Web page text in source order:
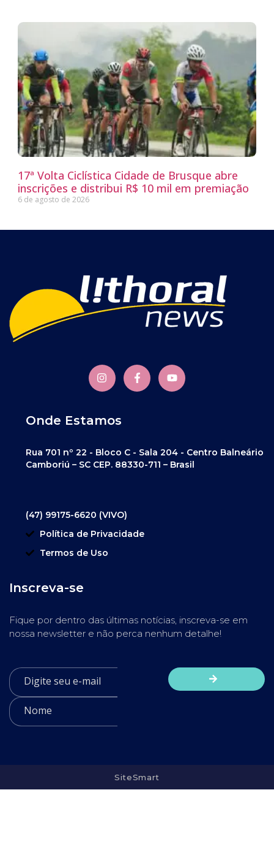
17ª Volta Ciclística Cidade de Brusque abre
inscrições e distribui R$ 10 mil em premiação
6 de agosto de 2026
Onde Estamos
Rua 701 nº 22 - Bloco C - Sala 204 - Centro Balneário
Camboriú – SC CEP. 88330-711 – Brasil
(47) 99175-6620 (VIVO)
Política de Privacidade
Termos de Uso
Inscreva-se
Fique por dentro das últimas notícias, inscreva-se em
nossa newsletter e não perca nenhum detalhe!
SiteSmart